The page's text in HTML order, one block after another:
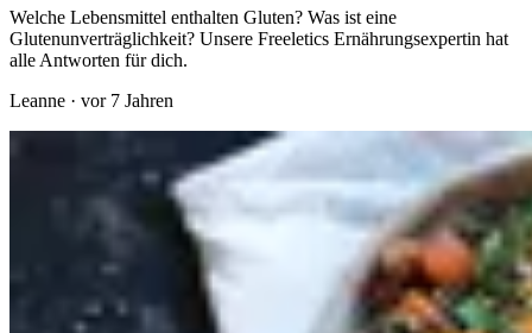
Welche Lebensmittel enthalten Gluten? Was ist eine
Glutenunverträglichkeit? Unsere Freeletics Ernährungsexpertin hat
alle Antworten für dich.
Leanne · vor 7 Jahren